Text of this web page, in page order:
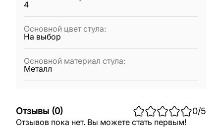
4
Основной цвет стула:
На выбор
Основной материал стула:
Металл
Отзывы (0) 0/5
Отзывов пока нет. Вы можете стать первым!